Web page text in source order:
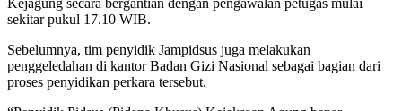
Kejagung secara bergantian dengan pengawalan petugas mulai
sekitar pukul 17.10 WIB.
Sebelumnya, tim penyidik Jampidsus juga melakukan
penggeledahan di kantor Badan Gizi Nasional sebagai bagian dari
proses penyidikan perkara tersebut.